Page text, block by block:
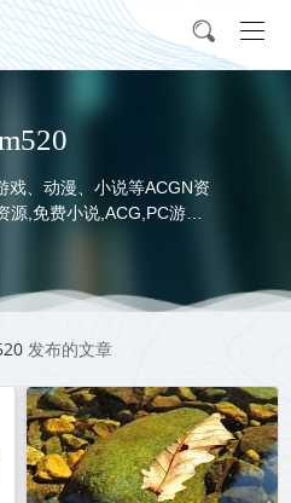
戏、动漫、小说等ACGN资
源,免费小说,ACG,PC游
动画电影,动画片,全本小说,
网盘下载
发布的文章